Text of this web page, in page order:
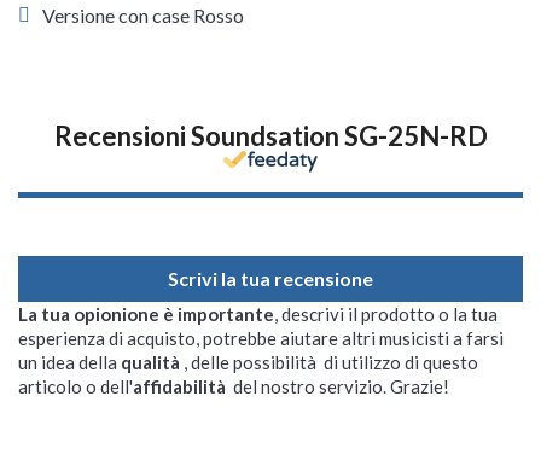
Versione con case Rosso
Recensioni Soundsation SG-25N-RD
Scrivi la tua recensione
La tua opionione è importante, descrivi il prodotto o la tua
esperienza di acquisto, potrebbe aiutare altri musicisti a farsi
un idea della qualità , delle possibilità di utilizzo di questo
articolo o dell'affidabilità del nostro servizio. Grazie!